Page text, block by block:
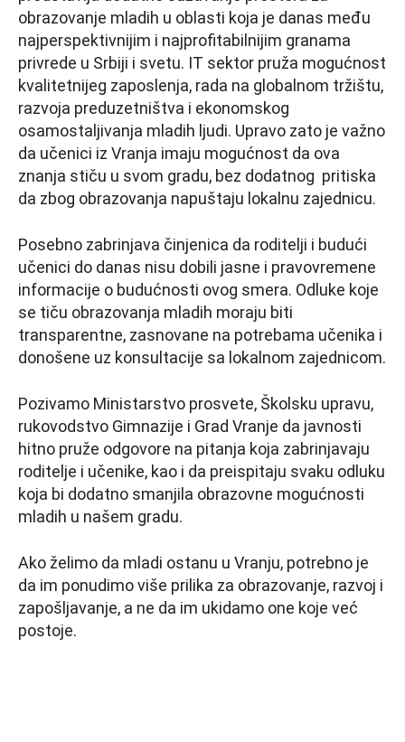
obrazovanje mladih u oblasti koja je danas među
najperspektivnijim i najprofitabilnijim granama
privrede u Srbiji i svetu. IT sektor pruža mogućnost
kvalitetnijeg zaposlenja, rada na globalnom tržištu,
razvoja preduzetništva i ekonomskog
osamostaljivanja mladih ljudi. Upravo zato je važno
da učenici iz Vranja imaju mogućnost da ova
znanja stiču u svom gradu, bez dodatnog pritiska
da zbog obrazovanja napuštaju lokalnu zajednicu.
Posebno zabrinjava činjenica da roditelji i budući
učenici do danas nisu dobili jasne i pravovremene
informacije o budućnosti ovog smera. Odluke koje
se tiču obrazovanja mladih moraju biti
transparentne, zasnovane na potrebama učenika i
donošene uz konsultacije sa lokalnom zajednicom.
Pozivamo Ministarstvo prosvete, Školsku upravu,
rukovodstvo Gimnazije i Grad Vranje da javnosti
hitno pruže odgovore na pitanja koja zabrinjavaju
roditelje i učenike, kao i da preispitaju svaku odluku
koja bi dodatno smanjila obrazovne mogućnosti
mladih u našem gradu.
Ako želimo da mladi ostanu u Vranju, potrebno je
da im ponudimo više prilika za obrazovanje, razvoj i
zapošljavanje, a ne da im ukidamo one koje već
postoje.